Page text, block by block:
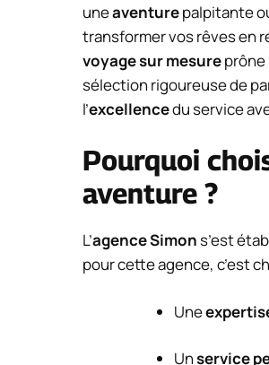
uneaventurepalpitante
transformer vos rêves en
voyage sur mesure
sélection rigoureuse de
l’excellencedu service
Pourquoi
aventure ?
L’agence Simons’est
pour cette agence, c’est
Une
Unservice